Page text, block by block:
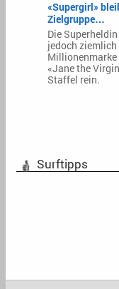
«Supergirl»
Zielgruppe…
Die
jedoch
«Jane the
Staffel rein.
Surftipps